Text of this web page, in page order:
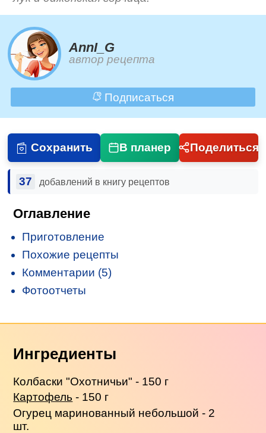
AnnI_G
автор рецепта
Подписаться
Сохранить В планер Поделиться
37 добавлений в книгу рецептов
Оглавление
Приготовление
Похожие рецепты
Комментарии (5)
Фотоотчеты
Ингредиенты
Колбаски "Охотничьи" - 150 г
Картофель - 150 г
Огурец маринованный небольшой - 2
шт.